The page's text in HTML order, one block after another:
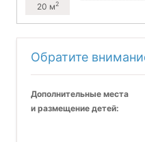
20 м2
Обратите
Дополнительные места
и размещение детей: